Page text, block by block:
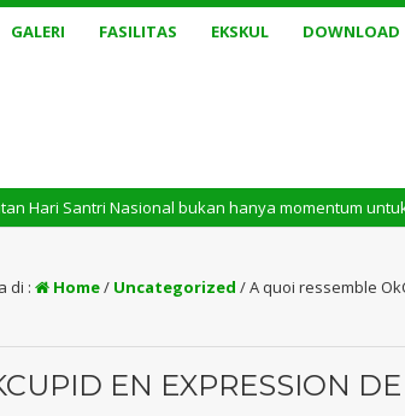
GALERI FASILITAS EKSKUL DOWNLOAD
bukan hanya momentum untuk
di : Home/ Uncategorized /A quoi ressemble
EN EXPRESSION DE